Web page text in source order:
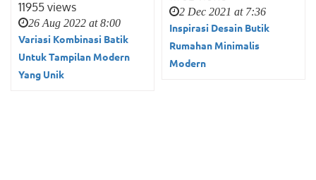
11955 views
26 Aug 2022 at 8:00
Variasi Kombinasi Batik
Untuk Tampilan Modern
Yang Unik
2 Dec 2021 at 7:36
Inspirasi Desain Butik
Rumahan Minimalis
Modern